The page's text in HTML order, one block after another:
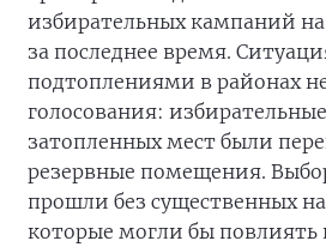
избирательных кампаний
за последнее время.
подтоплениями в районах
голосования:
затопленных мест были
резервные помещения.
прошли без существенных
которые могли бы повлиять